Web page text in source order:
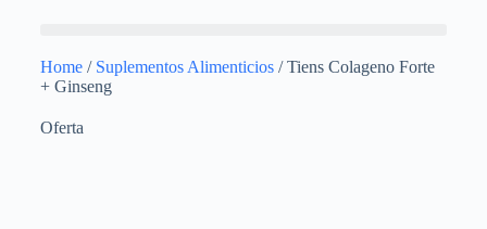
Home/ Suplementos Alimenticios/ Tiens Colageno Forte
+ Ginseng
Oferta